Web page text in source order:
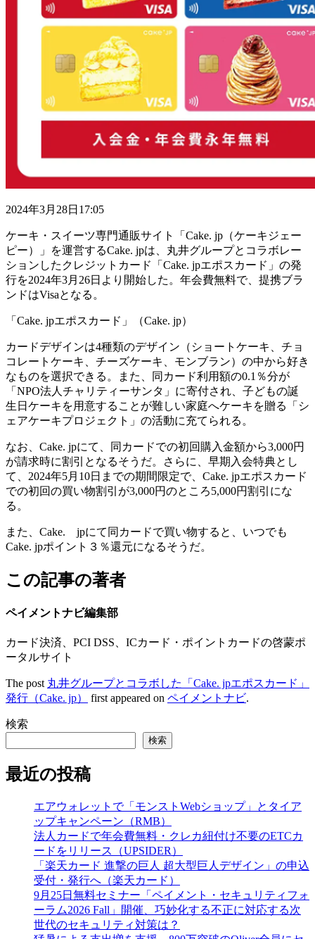
2024年3月28日17:05
ケーキ・スイーツ専門通販サイト「Cake. jp（ケーキジェー
ピー）」を運営するCake. jpは、丸井グループとコラボレー
ションしたクレジットカード「Cake. jpエポスカード」の発
行を2024年3月26日より開始した。年会費無料で、提携ブラ
ンドはVisaとなる。
「Cake. jpエポスカード」（Cake. jp）
カードデザインは4種類のデザイン（ショートケーキ、チョ
コレートケーキ、チーズケーキ、モンブラン）の中から好き
なものを選択できる。また、同カード利用額の0.1％分が
「NPO法人チャリティーサンタ」に寄付され、子どもの誕
生日ケーキを用意することが難しい家庭へケーキを贈る「シ
ェアケーキプロジェクト」の活動に充てられる。
なお、Cake. jpにて、同カードでの初回購入金額から3,000円
が請求時に割引となるそうだ。さらに、早期入会特典とし
て、2024年5月10日までの期間限定で、Cake. jpエポスカード
での初回の買い物割引が3,000円のところ5,000円割引にな
る。
また、Cake. jpにて同カードで買い物すると、いつでも
Cake. jpポイント３％還元になるそうだ。
この記事の著者
ペイメントナビ編集部
カード決済、PCI DSS、ICカード・ポイントカードの啓蒙ポ
ータルサイト
The post 丸井グループとコラボした「Cake. jpエポスカード」
発行（Cake. jp）
first appeared on ペイメントナビ.
検索
検索
最近の投稿
エアウォレットで「モンストWebショップ」とタイア
ップキャンペーン（RMB）
法人カードで年会費無料・クレカ紐付け不要のETCカ
ードをリリース（UPSIDER）
「楽天カード 進撃の巨人 超大型巨人デザイン」の申込
受付・発行へ（楽天カード）
9月25日無料セミナー「ペイメント・セキュリティフォ
ーラム2026 Fall」開催、巧妙化する不正に対応する次
世代のセキュリティ対策は？